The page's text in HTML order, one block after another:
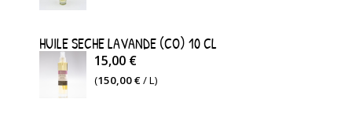
HUILE SECHE LAVANDE (CO) 10 CL
15,00 €
(150,00 €/ L)